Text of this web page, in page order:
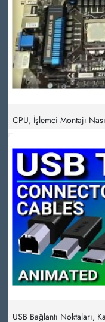
CPU, İşlemci Montajı
USB Bağlantı Noktaları,